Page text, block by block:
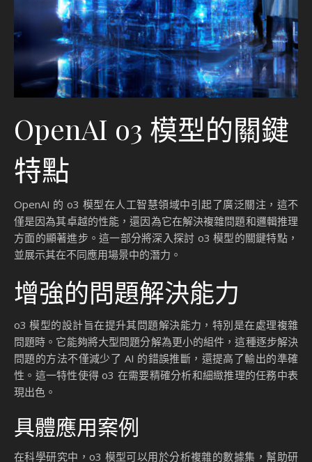
OpenAI o3 模型的關鍵
特點
OpenAI 的 o3 模型在人工智慧領域中引起了廣泛關注，這不
僅是因為其卓越的性能，還因為它在解決複雜問題和邏輯推理
方面的顯著進步。這一部分將深入探討 o3 模型的關鍵特點，
並展示其在不同應用場景中的潛力。
增強的問題解決能力
o3 模型的設計旨在提升其問題解決能力，特別是在處理複雜
問題時。它能夠將大型問題分解為更小的組件，這種逐步解決
問題的方法不僅減少了 AI 的錯誤推斷，還提高了輸出的準確
性。這一特性使得 o3 在需要精確分析和細緻推理的任務中表
現出色。
具體應用案例
在科學研究中，o3 模型可以用於分析複雜的數據集，幫助研